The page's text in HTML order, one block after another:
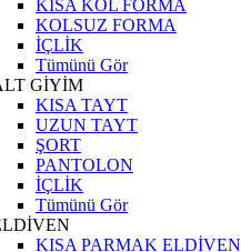
KISA KOL FORMA
KOLSUZ FORMA
İÇLİK
Tümünü Gör
GİYİM
KISA TAYT
UZUN TAYT
ŞORT
PANTOLON
İÇLİK
Tümünü Gör
KISA PARMAK ELDİVEN